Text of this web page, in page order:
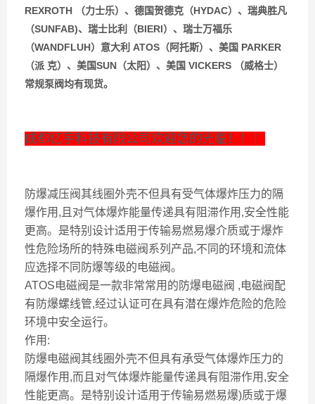
REXROTH （力士乐）、德国贺德克（HYDAC）、瑞典胜凡
（SUNFAB)、瑞士比利（BIERI）、瑞士万福乐
（WANDFLUH）意大利 ATOS（阿托斯）、美国 PARKER
（派 克）、美国SUN（太阳）、美国 VICKERS （威格士）
常规泵阀均有现货。
成都亿宇科技有限公司欢迎您的光临！！！
防爆减压阀其线圈外壳不但具有受气体爆炸压力的隔
爆作用,且对气体爆炸能量传递具有阻滞作用,安全性能
更高。是特别设计适用于传输易燃易爆介质或于爆炸
性危险场所的特殊电磁阀系列产品,不同的环境和流体
应选择不同防爆等级的电磁阀。
ATOS电磁阀是一款非常常用的防爆电磁阀 ,电磁阀配
有防爆螺线管,经过认证可在具有潜在爆炸危险的危险
环境中安全运行。
作用:
防爆电磁阀其线圈外壳不但具有承受气体爆炸压力的
隔爆作用,而且对气体爆炸能量传递具有阻滞作用,安全
性能更高。是特别设计适用于传输易燃易爆)质或于爆